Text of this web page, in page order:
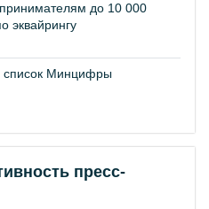
до 10 000
эквайрингу
список Минцифры
пресс-